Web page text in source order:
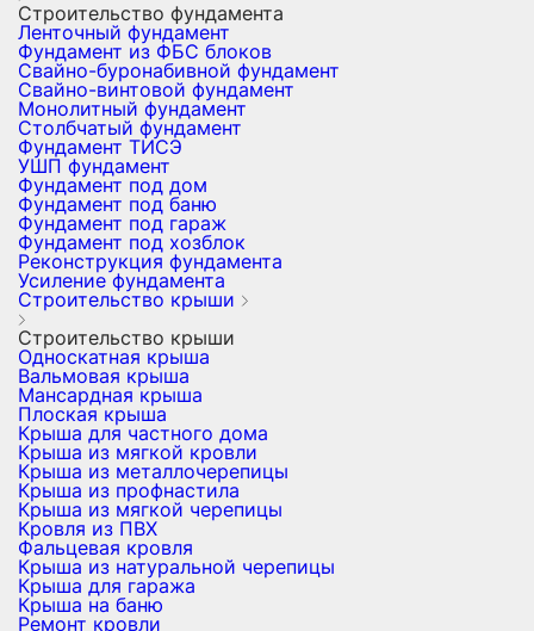
Строительство фундамента
Ленточный фундамент
Фундамент из ФБС блоков
Свайно-буронабивной фундамент
Свайно-винтовой фундамент
Монолитный фундамент
Столбчатый фундамент
Фундамент ТИСЭ
УШП фундамент
Фундамент под дом
Фундамент под баню
Фундамент под гараж
Фундамент под хозблок
Реконструкция фундамента
Усиление фундамента
Строительство крыши
Строительство крыши
Односкатная крыша
Вальмовая крыша
Мансардная крыша
Плоская крыша
Крыша для частного дома
Крыша из мягкой кровли
Крыша из металлочерепицы
Крыша из профнастила
Крыша из мягкой черепицы
Кровля из ПВХ
Фальцевая кровля
Крыша из натуральной черепицы
Крыша для гаража
Крыша на баню
Ремонт кровли